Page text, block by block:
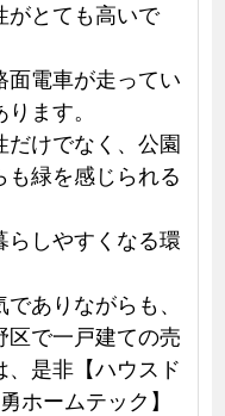
がとても高いで
面電車が走ってい
ます。
けでなく、公園
も緑を感じられる
しやすくなる環
ありながらも、
で一戸建ての売
是非【ハウスド
ホームテック】